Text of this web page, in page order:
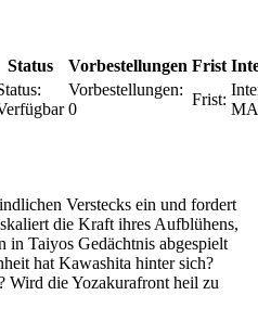
Status Vorbestellungen Frist
Vorbestellungen:
0
Frist:
Verstecks ein und fordert
die Kraft ihres Aufblühens,
in Taiyos Gedächtnis abgespielt
hat Kawashita hinter sich?
Wird die Yozakurafront heil zu